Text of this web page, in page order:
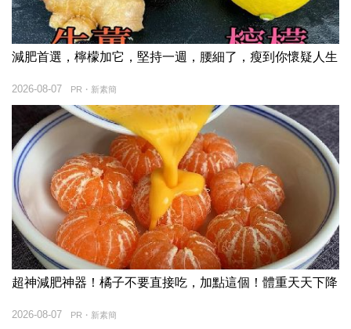
減肥首選，檸檬加它，堅持一週，腰細了，瘦到你懷疑人生
PR・新素簡
2026-08-07
超神減肥神器！橘子不要直接吃，加點這個！體重天天下降
PR・新素簡
2026-08-07